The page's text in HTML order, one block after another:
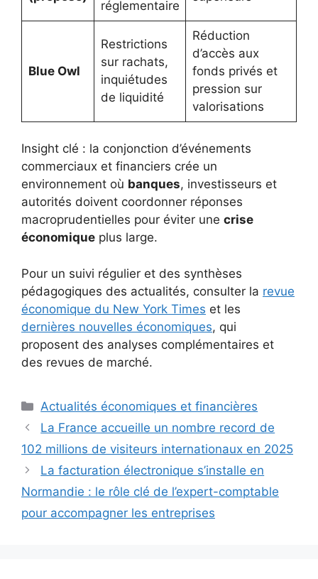
réglementaire
Blue Owl
Restrictions
sur rachats,
inquiétudes
de liquidité
Réduction
d’accès aux
fonds privés et
pression sur
valorisations
Insight clé : la conjonction d’événements
commerciaux et financiers crée un
environnement où banques, investisseurs et
autorités doivent coordonner réponses
macroprudentielles pour éviter une crise
économique plus large.
Pour un suivi régulier et des synthèses
pédagogiques des actualités, consulter la revue
économique du New York Times et les
dernières nouvelles économiques, qui
proposent des analyses complémentaires et
des revues de marché.
Catégories
Actualités économiques et financières
La France accueille un nombre record de
102 millions de visiteurs internationaux en 2025
La facturation électronique s’installe en
Normandie : le rôle clé de l’expert-comptable
pour accompagner les entreprises